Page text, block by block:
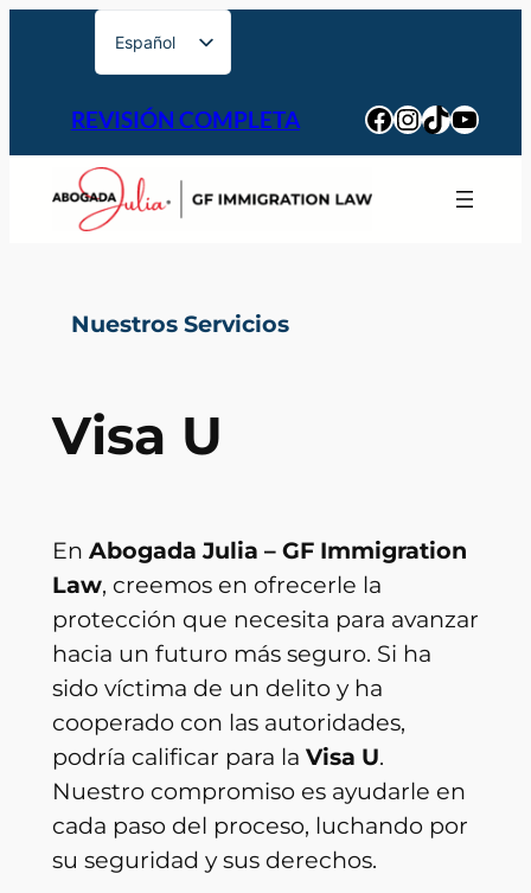
Español
English
Português
REVISIÓN COMPLETA Facebook
Instagram
TikTok
Nuestros Servicios
Visa U
En Abogada Julia – GF Immigration
Law, creemos en ofrecerle la
protección que necesita para avanzar
hacia un futuro más seguro. Si ha
sido víctima de un delito y ha
cooperado con las autoridades,
podría calificar para la Visa U.
Nuestro compromiso es ayudarle en
cada paso del proceso, luchando por
su seguridad y sus derechos.